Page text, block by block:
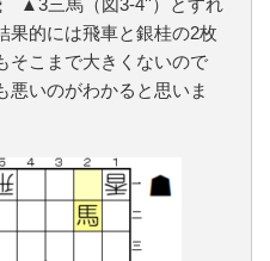
三馬（図3-4''）とすれ
果的には飛車と銀桂の2枚
そこまで大きくないので
悪いのがわかると思いま